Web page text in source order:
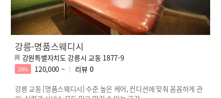
강릉-명품스웨디시
강원특별자치도 강릉시 교동 1877-9
20% 120,000 ~ 리뷰 0
강릉 교동 [명품스웨디시] 수준 높은 케어, 컨디션에 맞춰 꼼꼼하게 관